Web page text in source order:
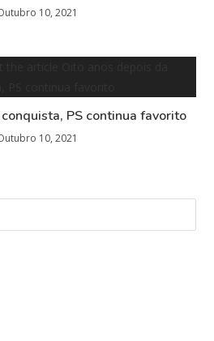
10, 2021
PS continua favorito
10, 2021